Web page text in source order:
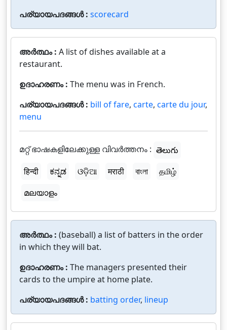
പര്യായപദങ്ങൾ : scorecard
അർത്ഥം : A list of dishes available at a
restaurant.
ഉദാഹരണം : The menu was in French.
പര്യായപദങ്ങൾ : bill of fare, carte, carte du jour,
menu
മറ്റ് ഭാഷകളിലേക്കുള്ള വിവർത്തനം : తెలుగు
हिन्दी
ಕನ್ನಡ ଓଡ଼ିଆ मराठी বাংলা
தமிழ்
മലയാളം
അർത്ഥം : (baseball) a list of batters in the order
in which they will bat.
ഉദാഹരണം : The managers presented their
cards to the umpire at home plate.
പര്യായപദങ്ങൾ : batting order, lineup